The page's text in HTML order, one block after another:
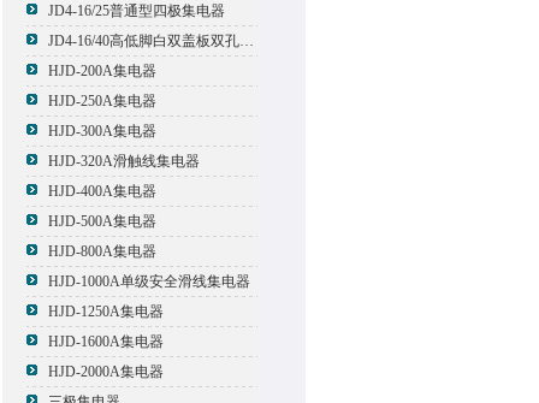
JD4-16/25普通型四极集电器
JD4-16/40高低脚白双盖板双孔集电器
HJD-200A集电器
HJD-250A集电器
HJD-300A集电器
HJD-320A滑触线集电器
HJD-400A集电器
HJD-500A集电器
HJD-800A集电器
HJD-1000A单级安全滑线集电器
HJD-1250A集电器
HJD-1600A集电器
HJD-2000A集电器